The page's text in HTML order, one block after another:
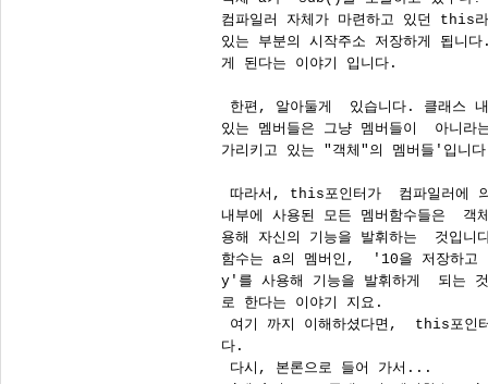
컴파일러 자체가 마련하고 있던 this
있는 부분의 시작주소 저장하게 됩
게 된다는 이야기 입니다.
한편, 알아둘게  있습니다. 클래스
있는 멤버들은 그냥 멤버들이  아니
가리키고 있는 "객체"의 멤버들'입니
따라서, this포인터가  컴파일러에
내부에 사용된 모든 멤버함수들은  객
용해 자신의 기능을 발휘하는  것입
함수는 a의 멤버인,  '10을 저장하
y'를 사용해 기능을 발휘하게  되는
로 한다는 이야기 지요.
여기 까지 이해하셨다면,  this포인
다.
다시, 본론으로 들어 가서...